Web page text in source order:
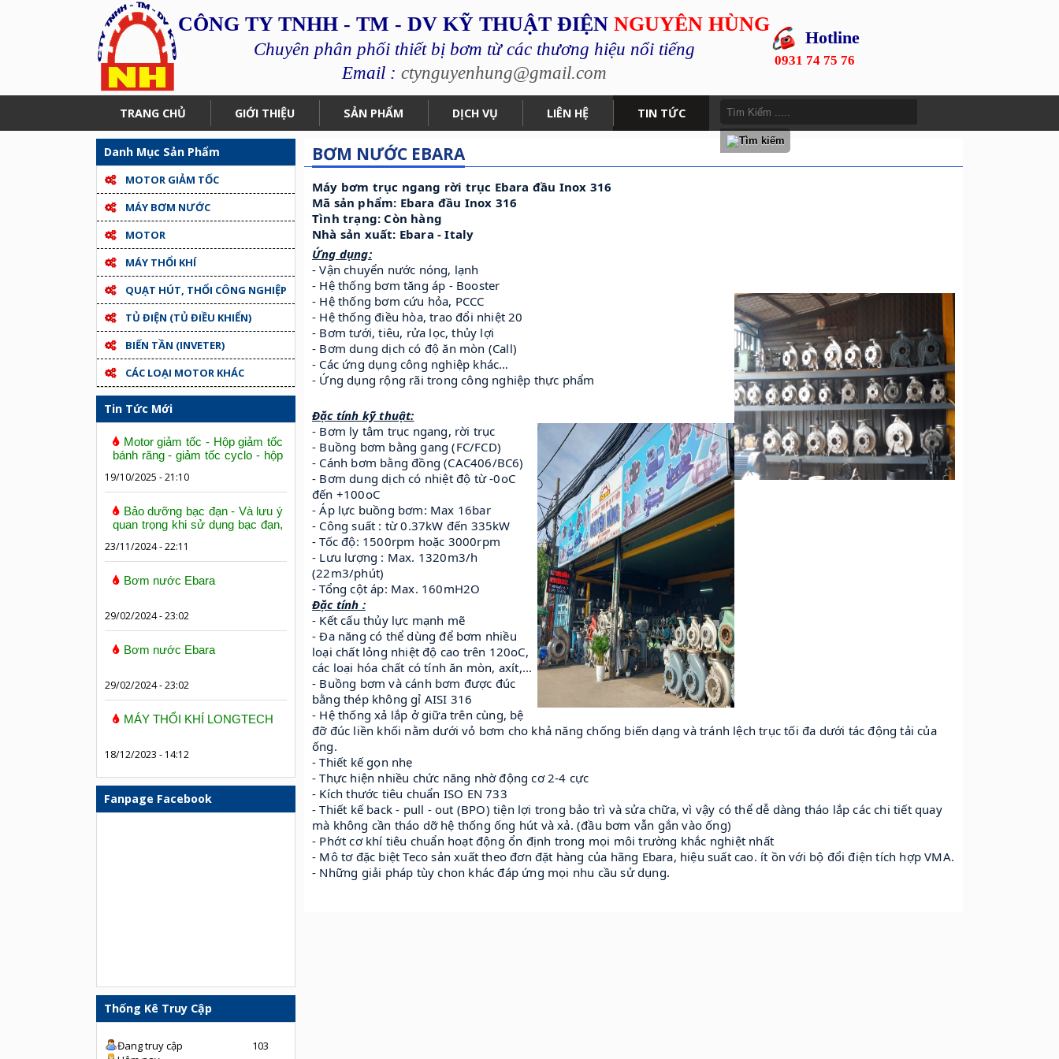
CÔNG TY TNHH - TM - DV KỸ THUẬT ĐIỆN NGUYÊN HÙNG
Chuyên phân phối thiết bị bơm từ các thương hiệu nổi tiếng
Email : ctynguyenhung@gmail.com
Hotline
0931 74 75 76
TRANG CHỦ GIỚI THIỆU SẢN PHẨM DỊCH VỤ LIÊN HỆ TIN TỨC
Danh Mục Sản Phẩm
MOTOR GIẢM TỐC
MÁY BƠM NƯỚC
MOTOR
MÁY THỔI KHÍ
QUẠT HÚT, THỔI CÔNG NGHIỆP
TỦ ĐIỆN (TỦ ĐIỀU KHIỂN)
BIẾN TẦN (INVETER)
CÁC LOẠI MOTOR KHÁC
Tin Tức Mới
Motor giảm tốc - Hộp giảm tốc
bánh răng - giảm tốc cyclo - hộp
19/10/2025 - 21:10
Bảo dưỡng bạc đạn - Và lưu ý
quan trọng khi sử dụng bạc đạn,
23/11/2024 - 22:11
Bơm nước Ebara
29/02/2024 - 23:02
Bơm nước Ebara
29/02/2024 - 23:02
MÁY THỔI KHÍ LONGTECH
18/12/2023 - 14:12
Fanpage Facebook
Thống Kê Truy Cập
Đang truy cập
103
BƠM NƯỚC EBARA
Máy bơm trục ngang rời trục Ebara đầu Inox 316
Mã sản phẩm: Ebara đầu Inox 316
Tình trạng: Còn hàng
Nhà sản xuất: Ebara - Italy
Ứng dụng:
- Vận chuyển nước nóng, lạnh
- Hệ thống bơm tăng áp - Booster
- Hệ thống bơm cứu hỏa, PCCC
- Hệ thống điều hòa, trao đổi nhiệt 20
- Bơm tưới, tiêu, rửa lọc, thủy lợi
- Bơm dung dịch có độ ăn mòn (Call)
- Các ứng dụng công nghiệp khác…
- Ứng dụng rộng rãi trong công nghiệp thực phẩm
Đặc tính kỹ thuật:
- Bơm ly tâm trục ngang, rời trục
- Buồng bơm bằng gang (FC/FCD)
- Cánh bơm bằng đồng (CAC406/BC6)
- Bơm dung dịch có nhiệt độ từ -0oC
đến +100oC
- Áp lực buồng bơm: Max 16bar
- Công suất : từ 0.37kW đến 335kW
- Tốc độ: 1500rpm hoặc 3000rpm
- Lưu lượng : Max. 1320m3/h
(22m3/phút)
- Tổng cột áp: Max. 160mH2O
Đặc tính :
- Kết cấu thủy lực mạnh mẽ
- Đa năng có thể dùng để bơm nhiều
loại chất lỏng nhiệt độ cao trên 120oC,
các loại hóa chất có tính ăn mòn, axít,...
- Buồng bơm và cánh bơm được đúc
bằng thép không gỉ AISI 316
- Hệ thống xả lắp ở giữa trên cùng, bệ
đỡ đúc liền khối nằm dưới vỏ bơm cho khả năng chống biến dạng và tránh lệch trục tối đa dưới tác động tải của
ống.
- Thiết kế gọn nhẹ
- Thực hiện nhiều chức năng nhờ động cơ 2-4 cực
- Kích thước tiêu chuẩn ISO EN 733
- Thiết kế back - pull - out (BPO) tiện lợi trong bảo trì và sửa chữa, vì vậy có thể dễ dàng tháo lắp các chi tiết quay
mà không cần tháo dỡ hệ thống ống hút và xả. (đầu bơm vẫn gắn vào ống)
- Phớt cơ khí tiêu chuẩn hoạt động ổn định trong mọi môi trường khắc nghiệt nhất
- Mô tơ đặc biệt Teco sản xuất theo đơn đặt hàng của hãng Ebara, hiệu suất cao. ít ồn với bộ đổi điện tích hợp VMA.
- Những giải pháp tùy chon khác đáp ứng mọi nhu cầu sử dụng.